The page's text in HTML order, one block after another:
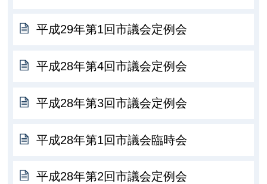
平成29年第1回市議会定例会
平成28年第4回市議会定例会
平成28年第3回市議会定例会
平成28年第1回市議会臨時会
平成28年第2回市議会定例会